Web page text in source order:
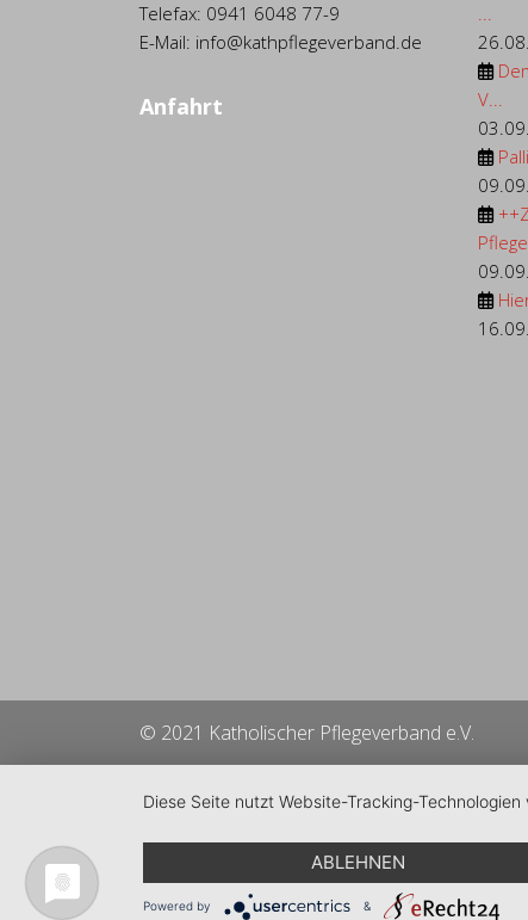
Telefax: 0941 6048 77-9
E-Mail: info@kathpflegeverband.de
Anfahrt
...
V...
© 2021 Katholischer Pflegeverband e.V.
Diese Seite nutzt Website-Tracking-
ABLEHNEN
Powered by &